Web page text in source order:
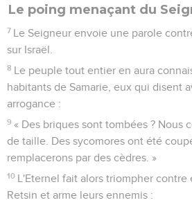
Le poing menaçant du
7 Le Seigneur envoie une parole
sur Israël.
8 Le peuple tout entier en aura
habitants de Samarie, eux qui disent
arrogance :
9 « Des briques sont tombées ? Nous
de taille. Des sycomores ont été
remplacerons par des cèdres. »
10 L'Eternel fait alors triompher contre
Retsin et arme leurs ennemis :